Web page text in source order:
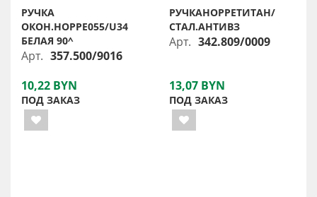
РУЧКА
ОКОН.HOPPE055/U34
БЕЛАЯ 90^
Арт. 357.500/9016
10,22 BYN
ПОД ЗАКАЗ
РУЧКАНОРРЕТИТАН/
СТАЛ.АНТИВЗ
Арт. 342.809/0009
13,07 BYN
ПОД ЗАКАЗ